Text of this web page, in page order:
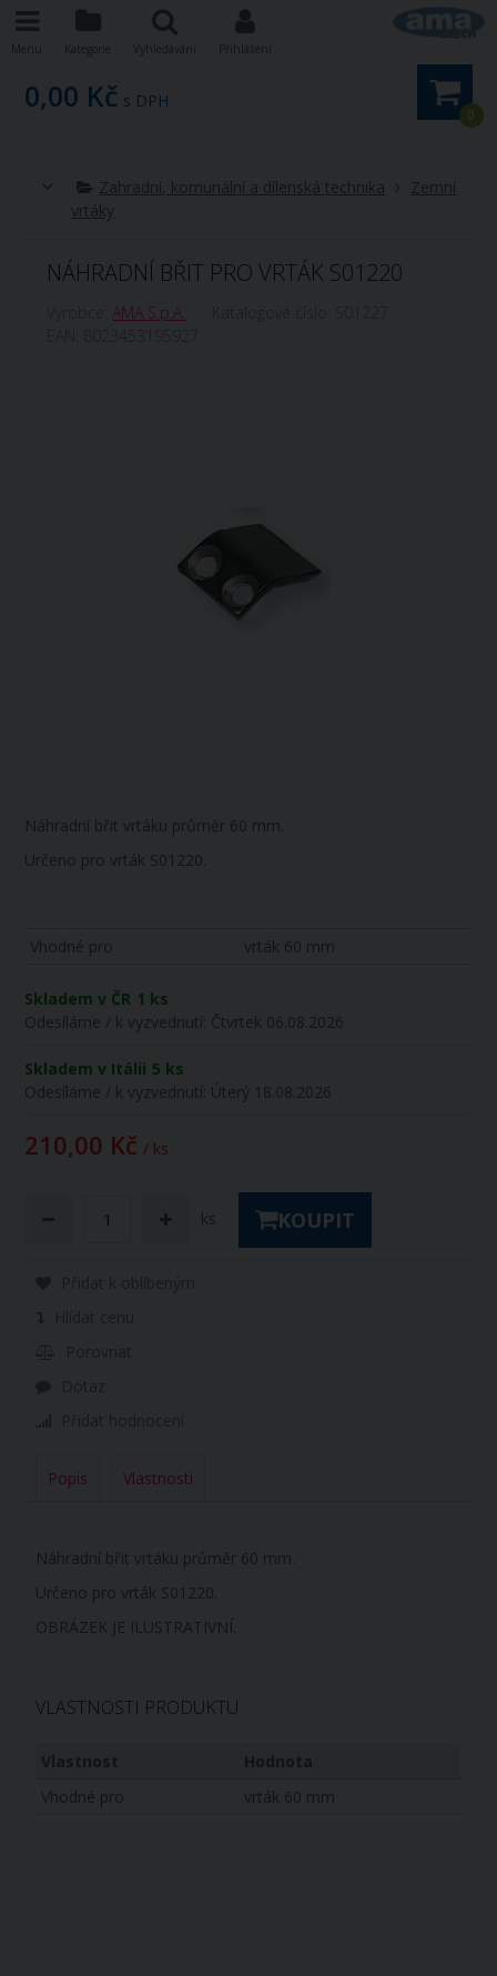
0
0,00 Kč s DPH
Zahradní, komunální a dílenská technika
Zemní
vrtáky
NÁHRADNÍ BŘIT PRO VRTÁK S01220
Výrobce:AMA S.p.A.
Náhradní břit vrtáku průměr 60 mm.
Určeno pro vrták S01220.
Vhodné pro vrták 60 mm
Skladem v ČR 1 ks
Odesíláme / k vyzvednutí: Čtvrtek 06.08.2026
Skladem v Itálii 5 ks
Odesíláme / k vyzvednutí: Úterý 18.08.2026
210,00 Kč / ks
ks KOUPIT
Popis Vlastnosti
Náhradní břit vrtáku průměr 60 mm.
Určeno pro vrták S01220.
OBRÁZEK JE ILUSTRATIVNÍ.
VLASTNOSTI PRODUKTU
Vhodné pro
vrták 60 mm
Menu Kategorie Vyhledávání Přihlášení